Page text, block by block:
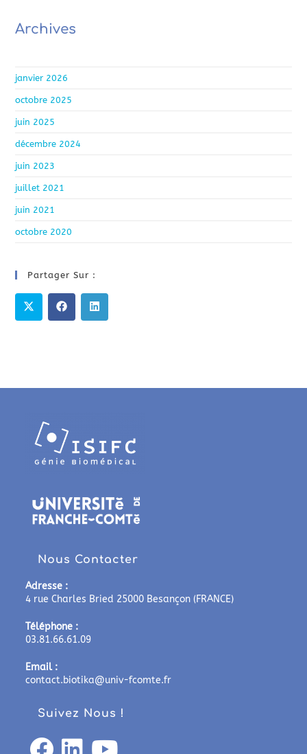
Archives
janvier 2026
octobre 2025
juin 2025
décembre 2024
juin 2023
juillet 2021
juin 2021
octobre 2020
Partager Sur :
Nous Contacter
Adresse :
4 rue Charles Bried 25000 Besançon (FRANCE)
Téléphone :
03.81.66.61.09
Email :
contact.biotika@univ-fcomte.fr
Suivez Nous !